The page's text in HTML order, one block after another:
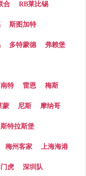
合 RB莱比锡
斯图加特
多特蒙德 弗赖堡
南特 雷恩 梅斯
蒙 尼斯 摩纳哥
斯特拉斯堡
梅州客家 上海海港
虎 深圳队